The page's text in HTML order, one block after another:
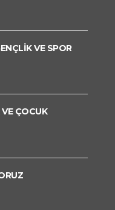
VE SPOR
ÇOCUK